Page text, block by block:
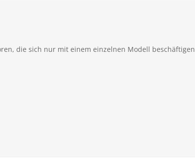
die sich nur mit einem einzelnen Modell beschäftigen